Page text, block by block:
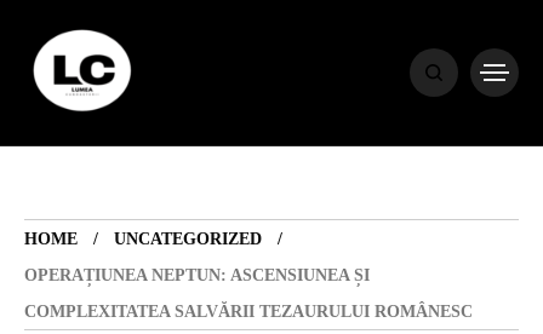
HOME
UNCATEGORIZED
OPERAȚIUNEA NEPTUN: ASCENSIUNEA ȘI
COMPLEXITATEA SALVĂRII TEZAURULUI ROMÂNESC
HOME
BLOG
HOROSCOP